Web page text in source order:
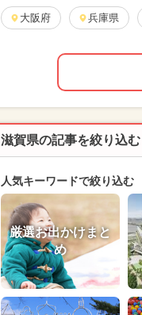
大阪府 兵庫県
滋賀県の記事を絞り込む
人気キーワードで絞り込む
厳選お出かけまと
め